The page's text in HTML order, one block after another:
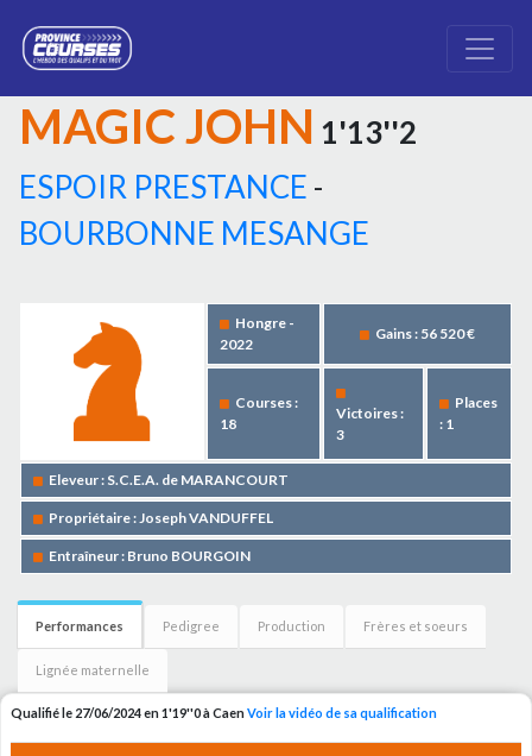
MAGIC JOHN 1'13''2
ESPOIR PRESTANCE -
BOURBONNE MESANGE
Hongre -
2022
Gains : 56 520 €
Courses :
18
Victoires :
3
Places
: 1
Eleveur : S.C.E.A. de MARANCOURT
Propriétaire : Joseph VANDUFFEL
Entraîneur : Bruno BOURGOIN
Performances Pedigree Production Frères et soeurs
Lignée maternelle
Qualifié le 27/06/2024 en 1'19''0 à CaenVoir la vidéo de sa qualification